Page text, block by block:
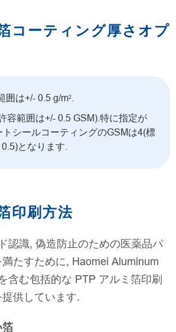
コーティング厚さオプ
囲は+/- 0.5 g/m².
容範囲は+/- 0.5 GSM).特に指定が
トシールコーティングのGSMは4(標
となります.
印刷方法
認識, 偽造防止のための医薬品パ
たすために, Haomei Aluminum
含む包括的な PTP アルミ箔印刷
供しています.
箔